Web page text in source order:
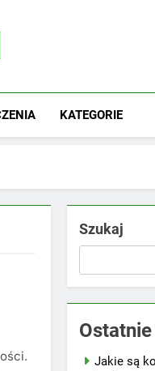
KATEGORIE
Szukaj
Jakie są